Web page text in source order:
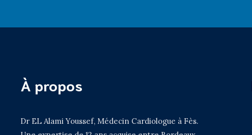
À propos
Dr EL Alami Youssef, Médecin Cardiologue à Fès.